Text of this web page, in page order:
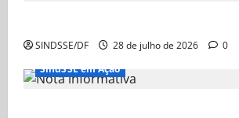
SINDSSE/DF 28 de julho de 2026
0
SindSSE em Ação